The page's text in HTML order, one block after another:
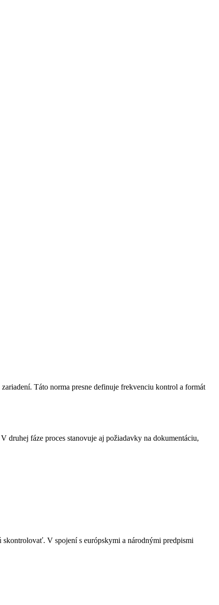
Táto norma presne definuje frekvenciu kontrol a formát
fáze proces stanovuje aj požiadavky na dokumentáciu,
V spojení s európskymi a národnými predpismi